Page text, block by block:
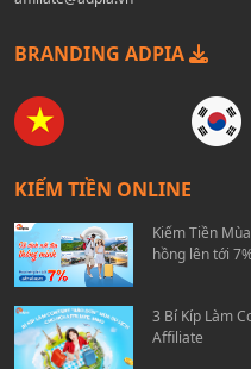
BRANDING ADPIA
KIẾM TIỀN ONLINE
Kiếm Tiền
hồng lên tới
3 Bí Kíp Làm
Affiliate